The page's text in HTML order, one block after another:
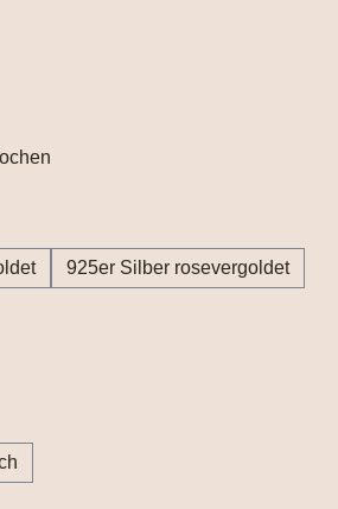
925er Silber rosevergoldet